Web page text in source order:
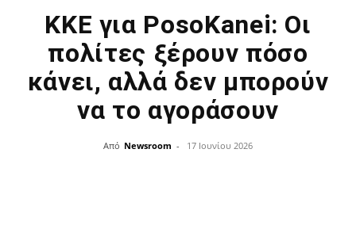
ΚΚΕ για PosoKanei: Οι
πολίτες ξέρουν πόσο
κάνει, αλλά δεν μπορούν
να το αγοράσουν
Από Newsroom - 17 Ιουνίου 2026